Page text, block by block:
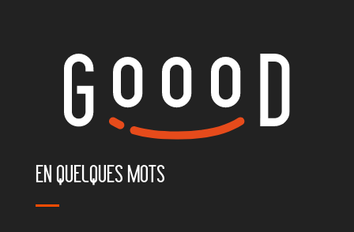
EN QUELQUES MOTS